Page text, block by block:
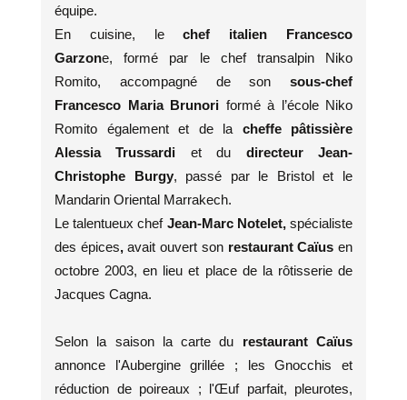
équipe.
En cuisine, lechef italien Francesco
Garzone, formé par le chef transalpin Niko
Romito, accompagné de son sous-chef
Francesco Maria Brunori formé à l’école Niko
Romito également et de la cheffe pâtissière
Alessia Trussardi et du directeur Jean-
Christophe Burgy, passé par le Bristol et le
Mandarin Oriental Marrakech.
Le talentueux chef Jean-Marc Notelet,spécialiste
des épices,avait ouvert son restaurant Caïus en
octobre 2003, en lieu et place de la rôtisserie de
Jacques Cagna.
Selon la saison la carte du restaurant Caïus
annonce l'Aubergine grillée ; les Gnocchis et
réduction de poireaux ; l'Œuf parfait, pleurotes,